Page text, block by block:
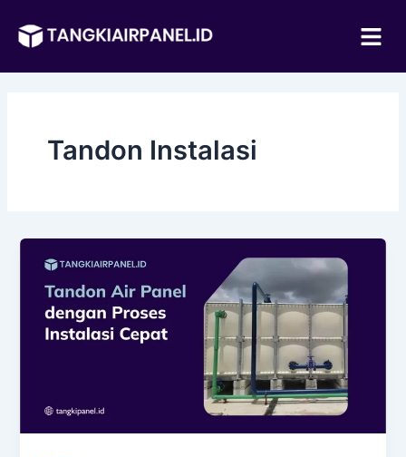
konten
Tandon Instalasi